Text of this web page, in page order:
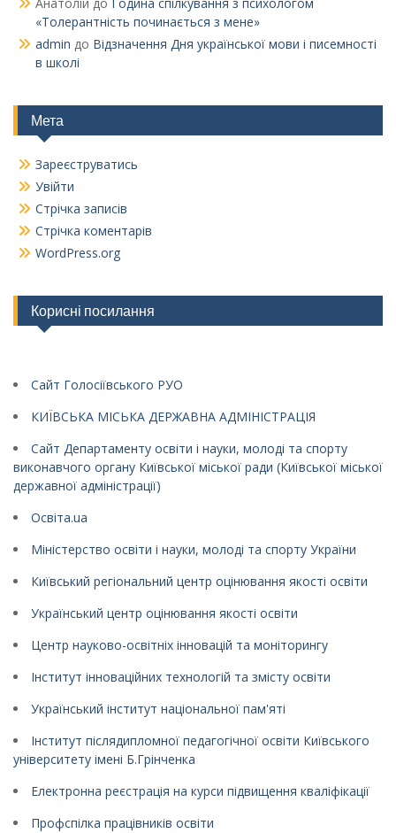
«Толерантність починається з мене»
admin до Відзначення Дня української мови і писемності
в школі
Мета
Зареєструватись
Увійти
Стрічка записів
Стрічка коментарів
WordPress.org
Корисні посилання
Сайт Голосіївського РУО
КИЇВСЬКА МІСЬКА ДЕРЖАВНА АДМІНІСТРАЦІЯ
Сайт Департаменту освіти і науки, молоді та спорту
виконавчого органу Київської міської ради (Київської міської
державної адміністрації)
Освіта.ua
Міністерство освіти і науки, молоді та спорту України
Київський регіональний центр оцінювання якості освіти
Український центр оцінювання якості освіти
Центр науково-освітніх інновацій та моніторингу
Інститут інноваційних технологій та змісту освіти
Український інститут національної пам'яті
Інститут післядипломної педагогічної освіти Київського
університету імені Б.Грінченка
Електронна реєстрація на курси підвищення кваліфікації
Профспілка працівників освіти